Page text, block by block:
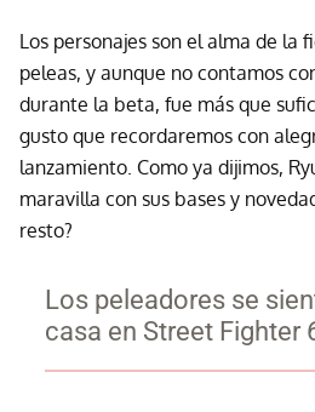
Los personajes son el alma de la
peleas, y aunque no contamos
durante la beta, fue más que
gusto que recordaremos con
lanzamiento. Como ya dijimos,
maravilla con sus bases y
resto?
Los peleadores se
casa en Street Fighter